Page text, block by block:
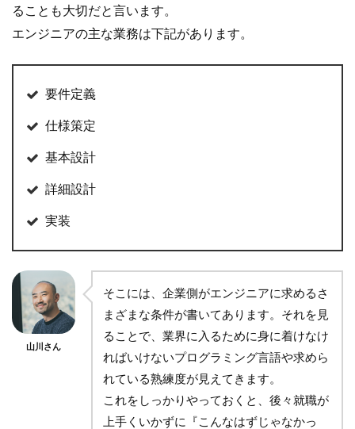
ることも大切だと言います。
エンジニアの主な業務は下記があります。
要件定義
仕様策定
基本設計
詳細設計
実装
山川さん
そこには、企業側がエンジニアに求めるさ
まざまな条件が書いてあります。それを見
ることで、業界に入るために身に着けなけ
ればいけないプログラミング言語や求めら
れている熟練度が見えてきます。
これをしっかりやっておくと、後々就職が
上手くいかずに『こんなはずじゃなかっ